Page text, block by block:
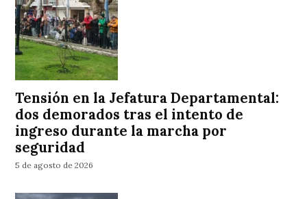
Tensión en la Jefatura Departamental:
dos demorados tras el intento de
ingreso durante la marcha por
seguridad
5 de agosto de 2026